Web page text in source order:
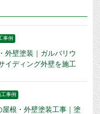
事例
外壁塗装｜ガルバリウ
イディング外壁を施工
工事例
屋根・外壁塗装工事｜塗